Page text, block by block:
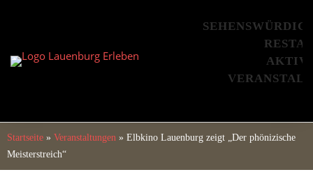
Startseite » Veranstaltungen » Elbkino Lauenburg zeigt „Der phönizische
Meisterstreich“